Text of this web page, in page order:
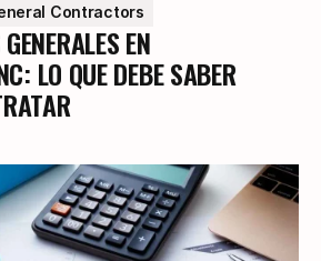
Contractors
EN
LO QUE DEBE SABER